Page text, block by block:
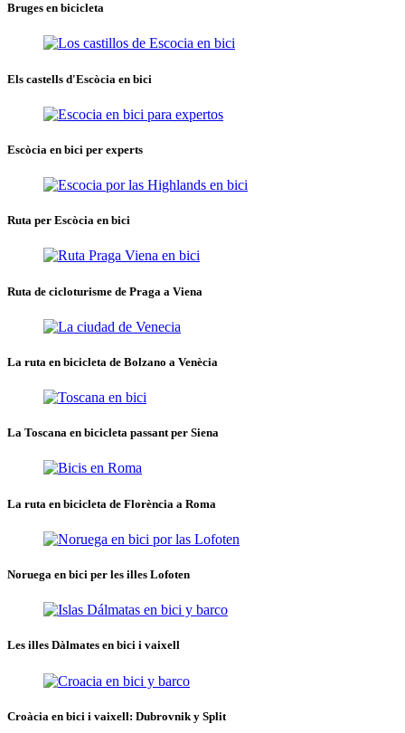
Bruges en bicicleta
Els castells d'Escòcia en bici
Escòcia en bici per experts
Ruta per Escòcia en bici
Ruta de cicloturisme de Praga a Viena
La ruta en bicicleta de Bolzano a Venècia
La Toscana en bicicleta passant per Siena
La ruta en bicicleta de Florència a Roma
Noruega en bici per les illes Lofoten
Les illes Dàlmates en bici i vaixell
Croàcia en bici i vaixell: Dubrovnik y Split